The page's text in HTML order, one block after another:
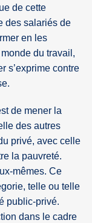
de cette
des salariés de
en les
du travail,
s’exprime contre
de mener la
des autres
privé, avec celle
la pauvreté.
mêmes. Ce
telle ou telle
public-privé.
dans le cadre